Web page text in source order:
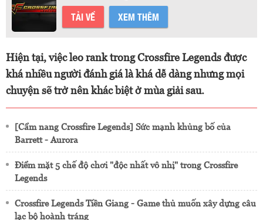
TẢI VỀ XEM THÊM
Hiện tại, việc leo rank trong Crossfire Legends được
khá nhiều người đánh giá là khá dễ dàng nhưng mọi
chuyện sẽ trở nên khác biệt ở mùa giải sau.
[Cẩm nang Crossfire Legends] Sức mạnh khủng bố của
Barrett - Aurora
Điểm mặt 5 chế độ chơi "độc nhất vô nhị" trong Crossfire
Legends
Crossfire Legends Tiền Giang - Game thủ muốn xây dựng câu
lạc bộ hoành tráng